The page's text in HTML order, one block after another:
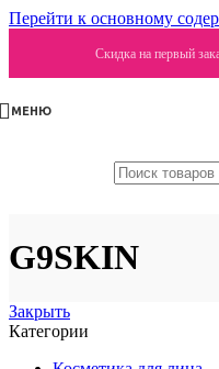
Перейти к основному
Скидка на первый
МЕНЮ
G9SKIN
Закрыть
Категории